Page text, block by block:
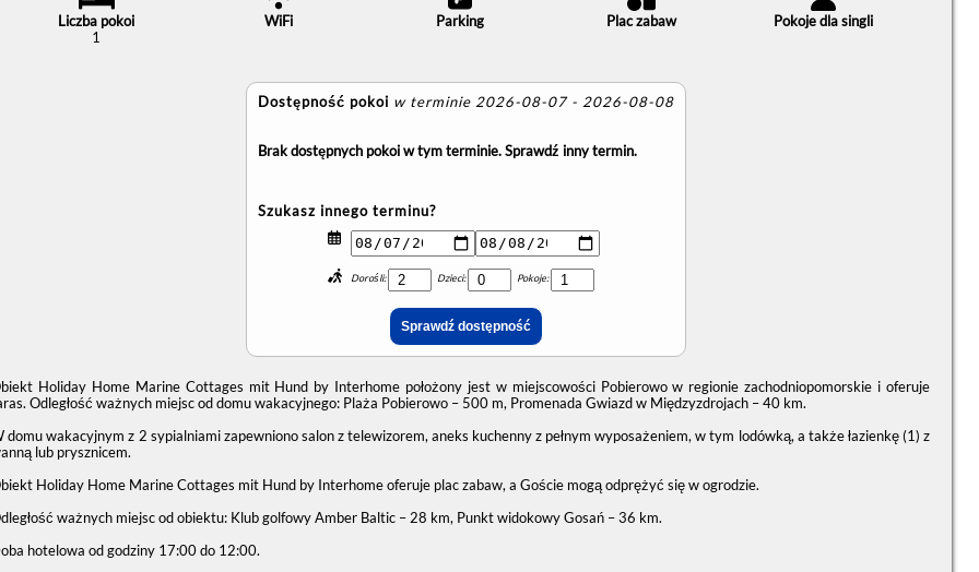
Liczba pokoi
1
WiFi Parking Plac zabaw Pokoje dla singli
Dostępność pokoi w terminie 2026-08-07 - 2026-08-08
Brak dostępnych pokoi w tym terminie. Sprawdź inny termin.
Szukasz innego terminu?
Dorośli: Dzieci: Pokoje:
Holiday Home Marine Cottages mit Hund by Interhome położony jest w miejscowości Pobierowo w regionie zachodniopomorskie i oferuje
Odległość ważnych miejsc od domu wakacyjnego: Plaża Pobierowo – 500 m, Promenada Gwiazd w Międzyzdrojach – 40 km.
domu wakacyjnym z 2 sypialniami zapewniono salon z telewizorem, aneks kuchenny z pełnym wyposażeniem, w tym lodówką, a także łazienkę (1) z
lub prysznicem.
Holiday Home Marine Cottages mit Hund by Interhome oferuje plac zabaw, a Goście mogą odprężyć się w ogrodzie.
ważnych miejsc od obiektu: Klub golfowy Amber Baltic – 28 km, Punkt widokowy Gosań – 36 km.
hotelowa od godziny 17:00do 12:00.